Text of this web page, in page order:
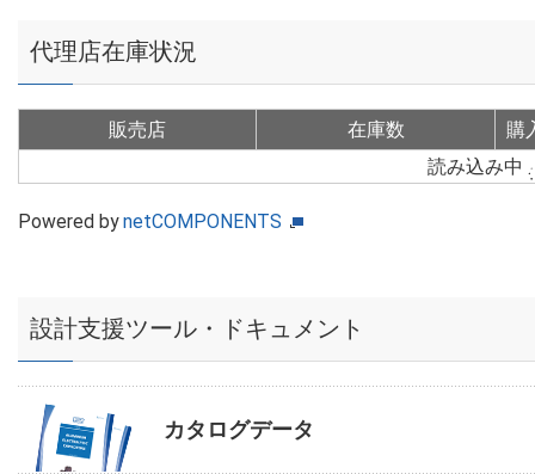
代理店在庫状況
販売店 在庫数
購
読み込み中
Powered bynetCOMPONENTS
設計支援ツール・ドキュメント
カタログデータ